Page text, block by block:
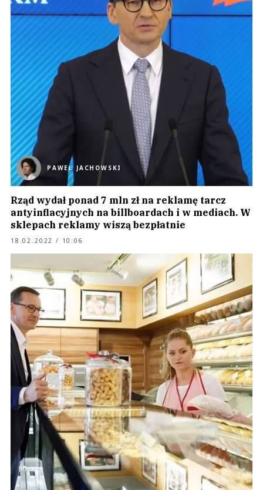
PAWEŁ JACHOWSKI
Rząd wydał ponad 7 mln zł na reklamę tarcz
antyinflacyjnych na billboardach i w mediach. W
sklepach reklamy wiszą bezpłatnie
18.02.2022 / 10:06